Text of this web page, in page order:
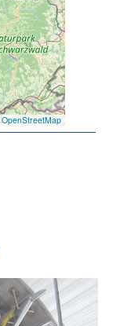
OpenStreetMap